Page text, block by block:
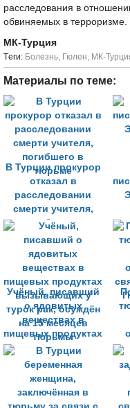
расследования в
обвиняемых в терроризме.
МК-Турция
Tеги: Болезнь, Гюлен, МК-
Материалы по теме:
В Турции прокурор
отказал в
расследовании
смерти учителя,
погибшего в
тюрьме
Учёный, писавший
о ядовитых
веществах в
пищевых продуктах
вызывающих у
турок рак, осуждён
на 15 месяцев
тюрьмы